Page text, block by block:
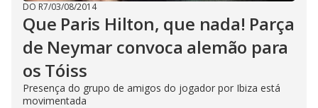
DO R7/03/08/2014
Que Paris Hilton, que nada! Parça
de Neymar convoca alemão para
os Tóiss
Presença do grupo de amigos do jogador por Ibiza está
movimentada